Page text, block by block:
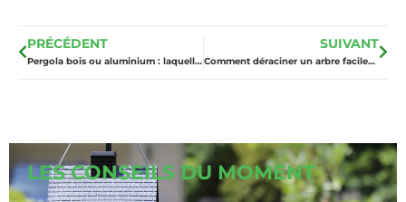
PRÉCÉDENT
Pergola bois ou aluminium : laquelle choisir pour son extérieur ?
SUIVANT
Comment déraciner un arbre facilement : la méthode simple pour votre jardin
LES CONSEILS DU MOMENT